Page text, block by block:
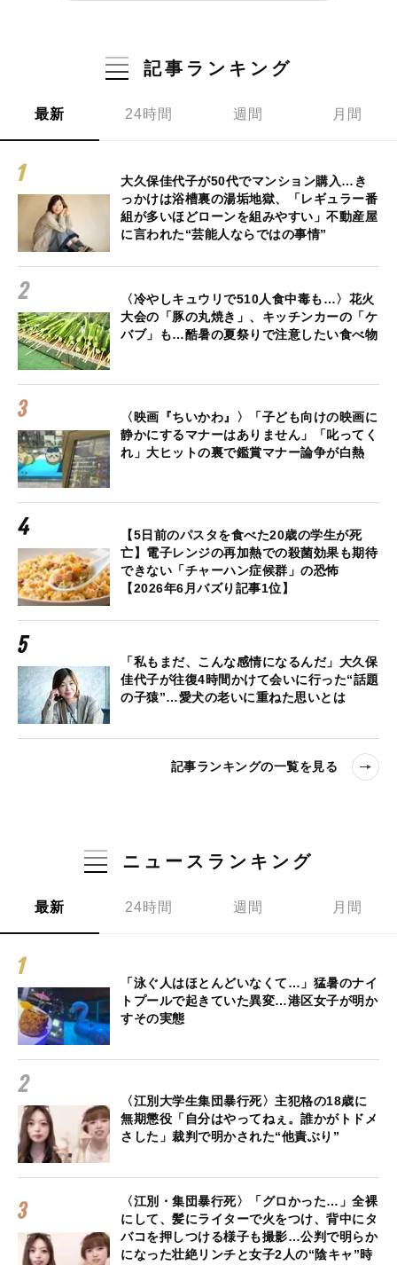
記事ランキング
最新 24時間 週間 月間
大久保佳代子が50代でマンション購入…き
っかけは浴槽裏の湯垢地獄、「レギュラー番
組が多いほどローンを組みやすい」不動産屋
に言われた“芸能人ならではの事情”
〈冷やしキュウリで510人食中毒も…〉花火
大会の「豚の丸焼き」、キッチンカーの「ケ
バブ」も…酷暑の夏祭りで注意したい食べ物
〈映画『ちいかわ』〉「子ども向けの映画に
静かにするマナーはありません」「叱ってく
れ」大ヒットの裏で鑑賞マナー論争が白熱
【5日前のパスタを食べた20歳の学生が死
亡】電子レンジの再加熱での殺菌効果も期待
できない「チャーハン症候群」の恐怖
【2026年6月バズり記事1位】
「私もまだ、こんな感情になるんだ」大久保
佳代子が往復4時間かけて会いに行った“話題
の子猿”…愛犬の老いに重ねた思いとは
記事ランキングの一覧を見る
ニュースランキング
最新 24時間 週間 月間
「泳ぐ人はほとんどいなくて…」猛暑のナイ
トプールで起きていた異変…港区女子が明か
すその実態
〈江別大学生集団暴行死〉主犯格の18歳に
無期懲役「自分はやってねぇ。誰かがトドメ
さした」裁判で明かされた“他責ぶり”
〈江別・集団暴行死〉「グロかった…」全裸
にして、髪にライターで火をつけ、背中にタ
バコを押しつける様子も撮影…公判で明らか
になった壮絶リンチと女子2人の“陰キャ”時